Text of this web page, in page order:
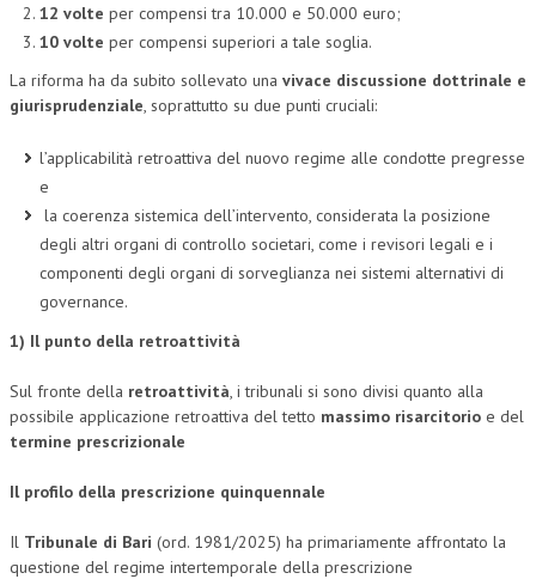
CODICE ETICO
AUTORI
COLLABORA CON NOI
ECONOMIA
ECONOMIA DELL’ARTE
HUMAN RESOURCES
RISORSE UMANE
MARKETING
SVILUPPO SOSTENIBILE
12 volte per compensi tra 10.000 e 50.000 euro;
10 volte per compensi superiori a tale soglia.
La riforma ha da subito sollevato una vivace discussione dottrinale e
giurisprudenziale, soprattutto su due punti cruciali:
l’applicabilità retroattiva del nuovo regime alle condotte pregresse
e
la coerenza sistemica dell’intervento, considerata la posizione
degli altri organi di controllo societari, come i revisori legali e i
componenti degli organi di sorveglianza nei sistemi alternativi di
governance.
1) Il punto della retroattività
Sul fronte della retroattività, i tribunali si sono divisi quanto alla
possibile applicazione retroattiva del tetto massimo risarcitorio e del
termine prescrizionale
Il profilo della prescrizione quinquennale
Il Tribunale di Bari (ord. 1981/2025) ha primariamente affrontato la
questione del regime intertemporale della prescrizione